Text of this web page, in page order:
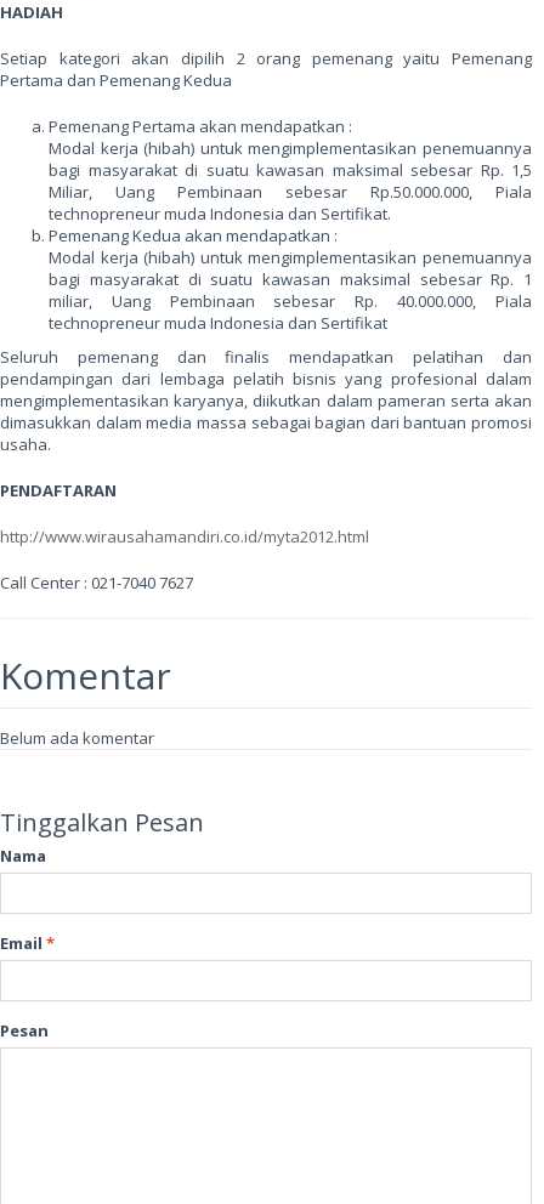
HADIAH
Setiap kategori akan dipilih 2 orang pemenang yaitu Pemenang
Pertama dan Pemenang Kedua
Pemenang Pertama akan mendapatkan :
Modal kerja (hibah) untuk mengimplementasikan penemuannya
bagi masyarakat di suatu kawasan maksimal sebesar Rp. 1,5
Miliar, Uang Pembinaan sebesar Rp.50.000.000, Piala
technopreneur muda Indonesia dan Sertifikat.
Pemenang Kedua akan mendapatkan :
Modal kerja (hibah) untuk mengimplementasikan penemuannya
bagi masyarakat di suatu kawasan maksimal sebesar Rp. 1
miliar, Uang Pembinaan sebesar Rp. 40.000.000, Piala
technopreneur muda Indonesia dan Sertifikat
Seluruh pemenang dan finalis mendapatkan pelatihan dan
pendampingan dari lembaga pelatih bisnis yang profesional dalam
mengimplementasikan karyanya, diikutkan dalam pameran serta akan
dimasukkan dalam media massa sebagai bagian dari bantuan promosi
usaha.
PENDAFTARAN
http://www.wirausahamandiri.co.id/myta2012.html
Call Center : 021-7040 7627
Komentar
Belum ada komentar
Tinggalkan Pesan
Nama
Email *
Pesan